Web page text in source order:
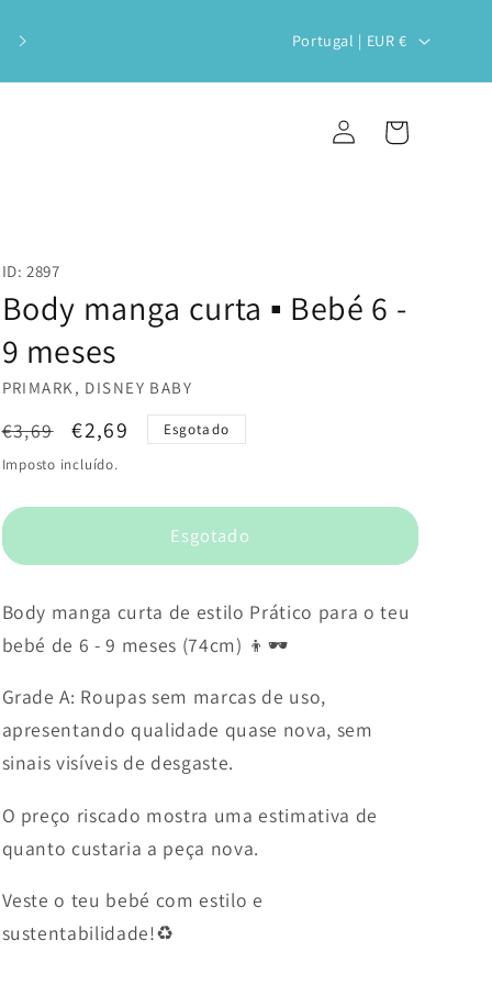
sustentabilidade!
P
a
g
Portugal | EUR €
Iniciar
sessão
Carrinho
ID: 2897
Body manga curta ▪️ Bebé 6 -
9 meses
PRIMARK, DISNEY BABY
Preço
normal
€3,69
Preço
de
€2,69
Esgotado
Imposto incluído.
Esgotado
Body manga curta de estilo Prático para o teu
bebé de 6 - 9 meses (74cm) 👦🕶️
Grade A: Roupas sem marcas de uso,
apresentando qualidade quase nova, sem
sinais visíveis de desgaste.
O preço riscado mostra uma estimativa de
quanto custaria a peça nova.
Veste o teu bebé com estilo e
sustentabilidade!♻️